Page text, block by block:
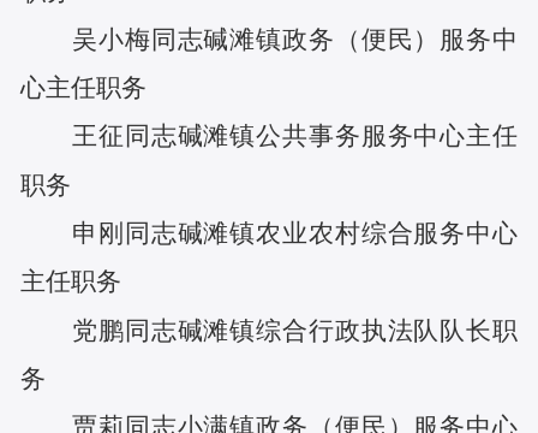
吴小梅同志碱滩镇政务（便民）服务中
心主任职务
王征 同志碱滩镇公共事务服务中心主任
职务
申刚 同志碱滩镇农业农村综合服务中心
主任职务
党鹏同志碱滩镇综合行政执法队队长职
务